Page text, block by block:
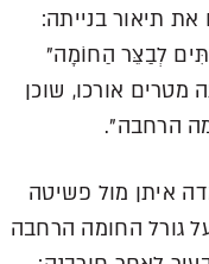
את תיאור בנייתה:
לְבַצֵּר הַחוֹמָה"
אורכו, שוכן
הרחבה".
איתן מול פשיטה
גורל החומה הרחבה